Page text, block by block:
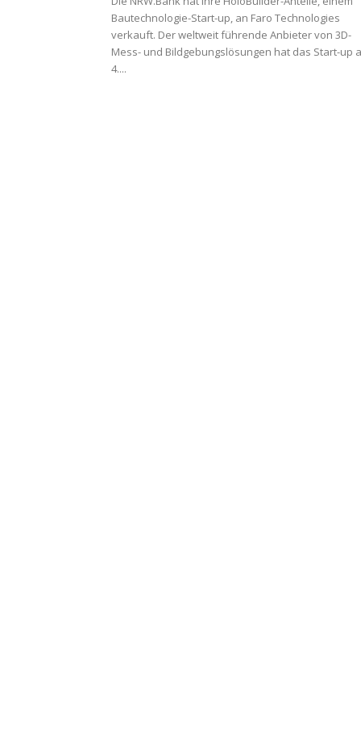
Bautechnologie-Start-up, an Faro Technologies
verkauft. Der weltweit führende Anbieter von 3D-
Mess- und Bildgebungslösungen hat das Start-up
4....